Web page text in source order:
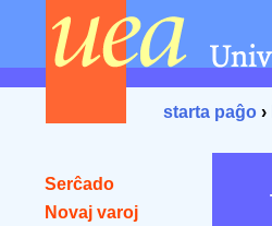
starta paĝo ›
Serĉado
Novaj varoj